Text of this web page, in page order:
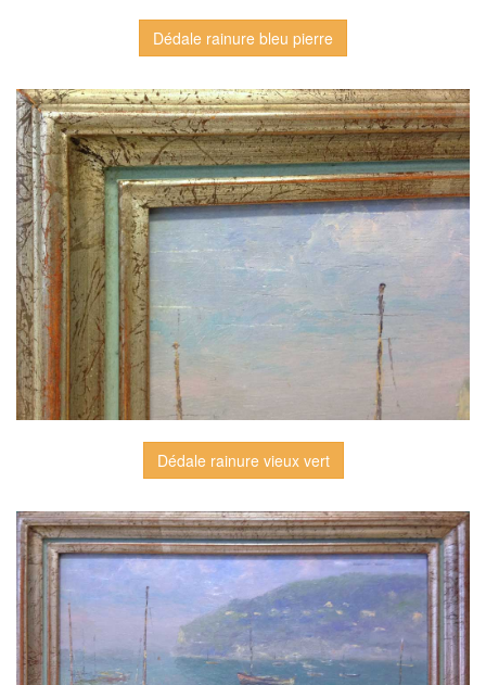
Dédale rainure bleu pierre
Dédale rainure vieux vert